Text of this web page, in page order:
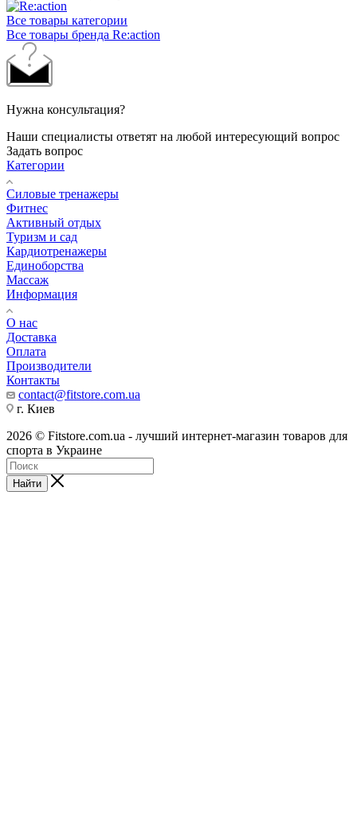
Все товары категории
Все товары бренда Re:action
Нужна консультация?
Наши специалисты ответят на любой интересующий вопрос
Задать вопрос
Категории
Силовые тренажеры
Фитнес
Активный отдых
Туризм и сад
Кардиотренажеры
Единоборства
Массаж
Информация
О нас
Доставка
Оплата
Производители
Контакты
contact@fitstore.com.ua
г. Киев
2026 © Fitstore.com.ua - лучший интернет-магазин товаров для
спорта в Украине
Найти